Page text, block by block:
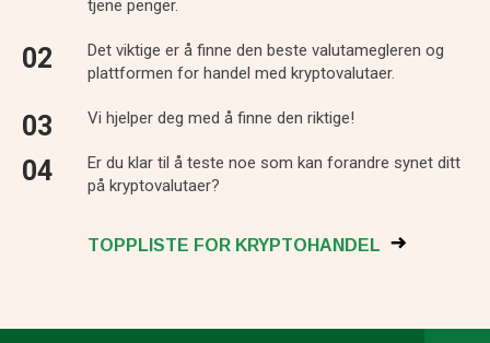
tjene penger.
Det viktige er å finne den beste valutamegleren og
plattformen for handel med kryptovalutaer.
Vi hjelper deg med å finne den riktige!
Er du klar til å teste noe som kan forandre synet ditt
på kryptovalutaer?
TOPPLISTE FOR KRYPTOHANDEL